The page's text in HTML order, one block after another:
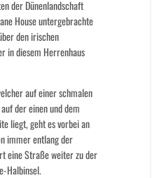
der Dünenlandschaft
House untergebrachte
den irischen
in diesem Herrenhaus
auf einer schmalen
der einen und dem
liegt, geht es vorbei an
immer entlang der
eine Straße weiter zu der
Halbinsel.